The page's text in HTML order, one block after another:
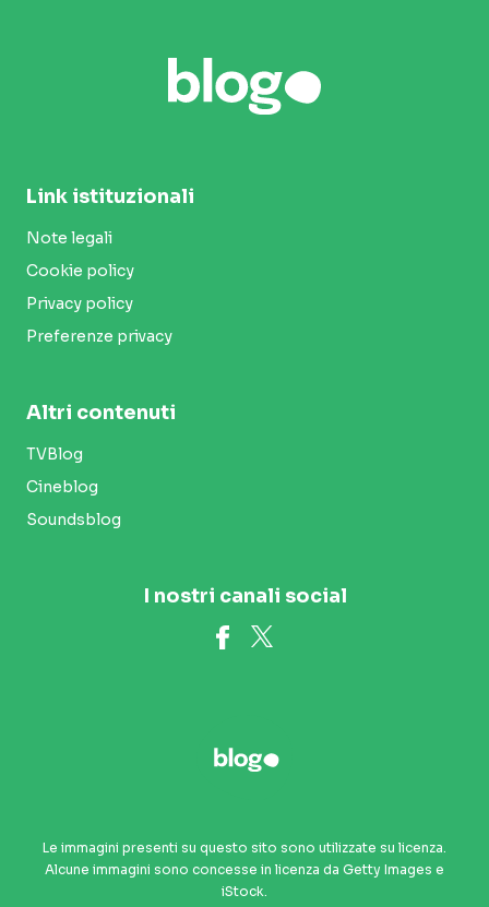
Link istituzionali
Note legali
Cookie policy
Privacy policy
Preferenze privacy
Altri contenuti
TVBlog
Cineblog
Soundsblog
I nostri canali social
Le immagini presenti su questo sito sono utilizzate su licenza.
Alcune immagini sono concesse in licenza da Getty Images e
iStock.